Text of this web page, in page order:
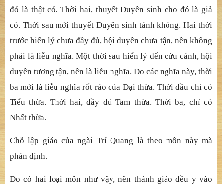
đó là thật có. Thời hai, thuyết Duyên sinh cho đó là giả
có. Thời sau mới thuyết Duyên sinh tánh không. Hai thời
trước hiển lý chưa đầy đủ, hội duyên chưa tận, nên không
phải là liễu nghĩa. Một thời sau hiển lý đến cứu cánh, hội
duyên tương tận, nên là liễu nghĩa. Do các nghĩa này, thời
ba mới là liễu nghĩa rốt ráo của Đại thừa. Thời đầu chỉ có
Tiểu thừa. Thời hai, đầy đủ Tam thừa. Thời ba, chỉ có
Nhất thừa.
Chỗ lập giáo của ngài Trí Quang là theo môn này mà
phán định.
Do có hai loại môn như vậy, nên thánh giáo đều y vào